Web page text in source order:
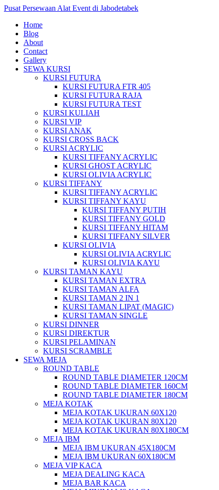
Pusat Persewaan Alat Event di Jabodetabek
Home
Blog
About
Contact
Gallery
SEWA KURSI
KURSI FUTURA
KURSI FUTURA FTR 405
KURSI FUTURA RAJA
KURSI FUTURA TEST
KURSI KULIAH
KURSI VIP
KURSI ANAK
KURSI CROSS BACK
KURSI ACRYLIC
KURSI TIFFANY ACRYLIC
KURSI GHOST ACRYLIC
KURSI OLIVIA ACRYLIC
KURSI TIFFANY
KURSI TIFFANY ACRYLIC
KURSI TIFFANY KAYU
KURSI TIFFANY PUTIH
KURSI TIFFANY GOLD
KURSI TIFFANY HITAM
KURSI TIFFANY SILVER
KURSI OLIVIA
KURSI OLIVIA ACRYLIC
KURSI OLIVIA KAYU
KURSI TAMAN KAYU
KURSI TAMAN EXTRA
KURSI TAMAN ALFA
KURSI TAMAN 2 IN 1
KURSI TAMAN LIPAT (MAGIC)
KURSI TAMAN SINGLE
KURSI DINNER
KURSI DIREKTUR
KURSI PELAMINAN
KURSI SCRAMBLE
SEWA MEJA
ROUND TABLE
ROUND TABLE DIAMETER 120CM
ROUND TABLE DIAMETER 160CM
ROUND TABLE DIAMETER 180CM
MEJA KOTAK
MEJA KOTAK UKURAN 60X120
MEJA KOTAK UKURAN 80X120
MEJA KOTAK UKURAN 80X180CM
MEJA IBM
MEJA IBM UKURAN 45X180CM
MEJA IBM UKURAN 60X180CM
MEJA VIP KACA
MEJA DEALING KACA
MEJA BAR KACA